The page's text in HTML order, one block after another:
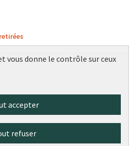
vous donne le contrôle sur ceux
accepter
refuser